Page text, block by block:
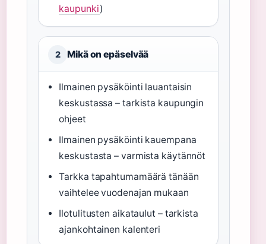
kaupunki)
2 Mikä on epäselvää
Ilmainen pysäköinti lauantaisin
keskustassa – tarkista kaupungin
ohjeet
Ilmainen pysäköinti kauempana
keskustasta – varmista käytännöt
Tarkka tapahtumamäärä tänään
vaihtelee vuodenajan mukaan
Ilotulitusten aikataulut – tarkista
ajankohtainen kalenteri